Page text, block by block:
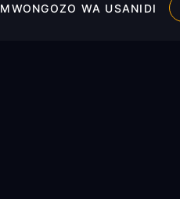
MWONGOZO WA USANIDI